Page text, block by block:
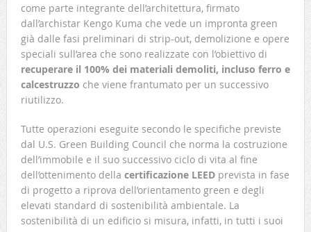
come parte integrante dell’architettura, firmato
dall’archistar Kengo Kuma che vede un impronta green
già dalle fasi preliminari di strip-out, demolizione e opere
speciali sull’area che sono realizzate con l’obiettivo di
recuperare il 100% dei materiali demoliti, incluso ferro e
calcestruzzo che viene frantumato per un successivo
riutilizzo.
Tutte operazioni eseguite secondo le specifiche previste
dal U.S. Green Building Council che norma la costruzione
dell’immobile e il suo successivo ciclo di vita al fine
dell’ottenimento della certificazione LEEDprevista in fase
di progetto a riprova dell’orientamento green e degli
elevati standard di sostenibilità ambientale. La
sostenibilità di un edificio si misura, infatti, in tutti i suoi